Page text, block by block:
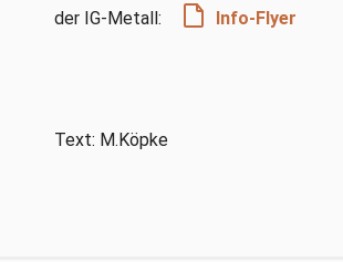
der IG-Metall: Info-Flyer
Text: M.Köpke